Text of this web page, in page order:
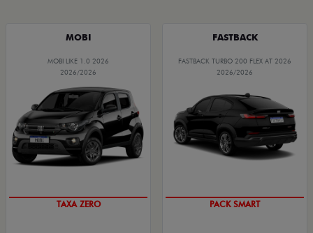
MOBI
MOBI LIKE 1.0 2026
2026/2026
PREÇO IMPERDÍVEL
FASTBACK
FASTBACK TURBO 200 FLEX AT 2026
2026/2026
PACK SMART